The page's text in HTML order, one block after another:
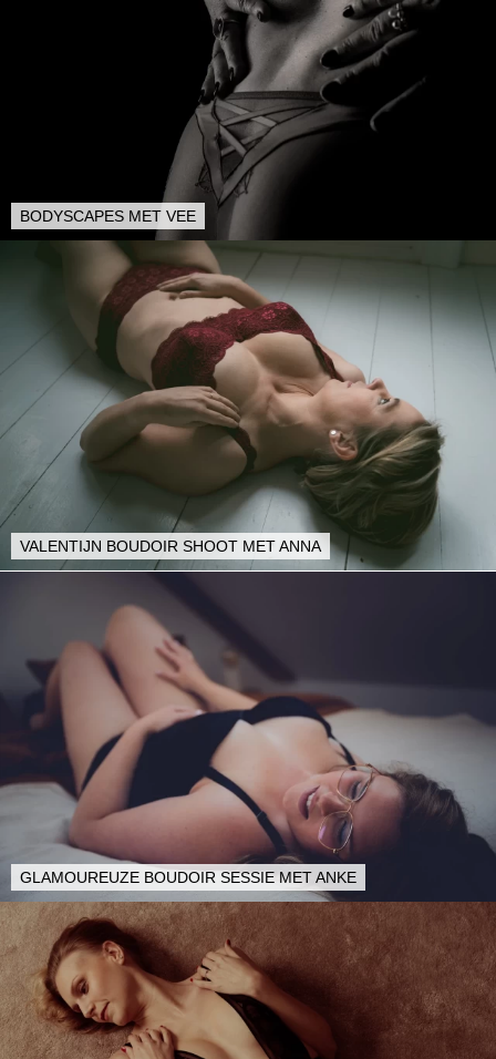
BODYSCAPES MET VEE
VALENTIJN BOUDOIR SHOOT MET ANNA
GLAMOUREUZE BOUDOIR SESSIE MET ANKE